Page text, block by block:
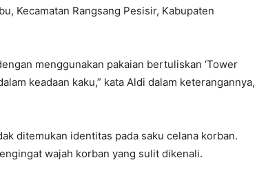
Kecamatan Rangsang Pesisir, Kabupaten
menggunakan pakaian bertuliskan ‘Tower
keadaan kaku,” kata Aldi dalam keterangannya,
ditemukan identitas pada saku celana korban.
wajah korban yang sulit dikenali.